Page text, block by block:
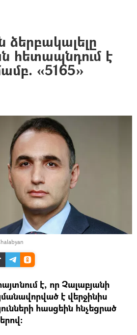
ձերբակալելը
հետապնդում է
«5165»
է, որ Չալաբյանի
է վերջինիս
հասցեին հնչեցրած